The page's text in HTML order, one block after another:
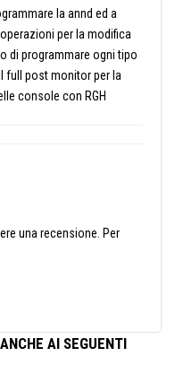
la annd ed a
per la modifica
di programmare ogni tipo
full post monitor per la
console con RGH
una recensione. Per
AI SEGUENTI